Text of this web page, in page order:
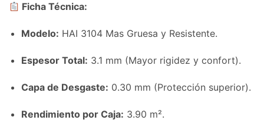
Ficha Técnica:
Modelo: HAI 3104 Mas Gruesa y Resistente.
Espesor Total: 3.1 mm (Mayor rigidez y confort).
Capa de Desgaste: 0.30 mm (Protección superior).
Rendimiento por Caja: 3.90 m².